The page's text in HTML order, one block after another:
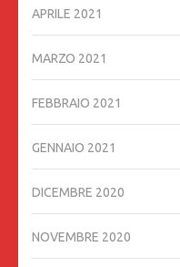
APRILE 2021
MARZO 2021
FEBBRAIO 2021
GENNAIO 2021
DICEMBRE 2020
NOVEMBRE 2020